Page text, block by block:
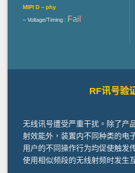
MIPI D – phy
– Voltage/Timing : Fail
RF讯号验
无线讯号遭受严重干扰。除了产
射效能外，装置内不同种类的电
用户的不同操作行为均促使触发
使用相似频段的无线射频时发生